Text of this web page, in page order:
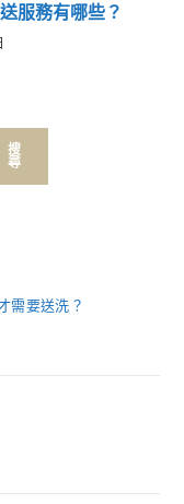
服務有哪些？
搜
尋
需要送洗？